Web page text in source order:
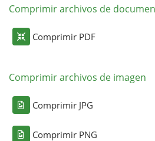
Comprimir archivos de
Comprimir PDF
Comprimir archivos de imagen
Comprimir JPG
Comprimir PNG